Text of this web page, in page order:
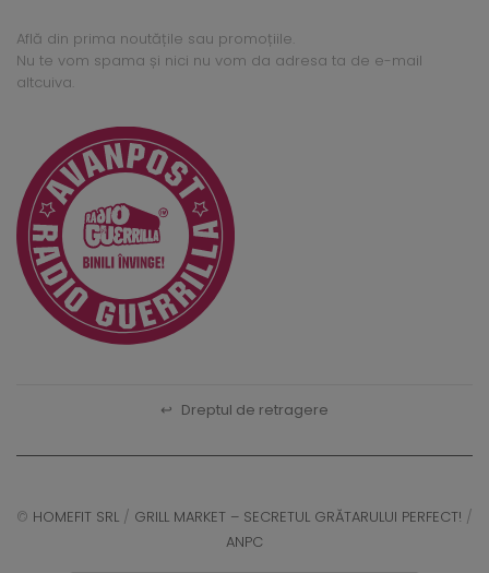
Află din prima noutățile sau promoțiile.
Nu te vom spama și nici nu vom da adresa ta de e-mail
altcuiva.
↩ Dreptul de retragere
© HOMEFIT SRL / GRILL MARKET – SECRETUL GRĂTARULUI PERFECT! /
ANPC